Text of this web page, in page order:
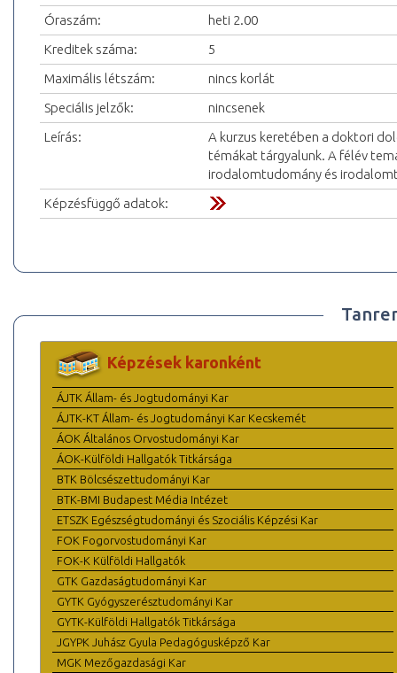
Óraszám:
heti 2.00
Kreditek száma:
5
Maximális létszám:
nincs korlát
Speciális jelzők:
nincsenek
Leírás:
A kurzus keretében a doktori
témákat tárgyalunk. A félév
irodalomtudomány és
Képzésfüggő adatok:
Képzések karonként
ÁJTK Állam- és Jogtudományi Kar
ÁJTK-KT Állam- és Jogtudományi Kar Kecskemét
ÁOK Általános Orvostudományi Kar
ÁOK-Külföldi Hallgatók Titkársága
BTK Bölcsészettudományi Kar
BTK-BMI Budapest Média Intézet
ETSZK Egészségtudományi és Szociális Képzési Kar
FOK Fogorvostudományi Kar
FOK-K Külföldi Hallgatók
GTK Gazdaságtudományi Kar
GYTK Gyógyszerésztudományi Kar
GYTK-Külföldi Hallgatók Titkársága
JGYPK Juhász Gyula Pedagógusképző Kar
MGK Mezőgazdasági Kar